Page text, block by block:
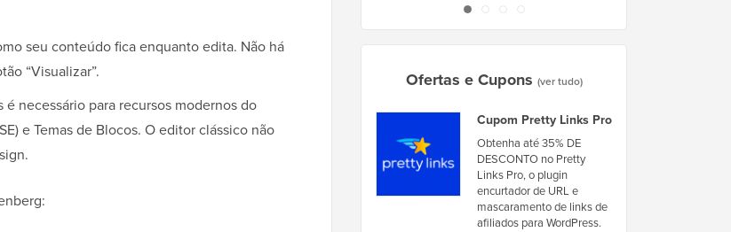
seu conteúdo fica enquanto edita. Não há
“Visualizar”.
é necessário para recursos modernos do
e Temas de Blocos. O editor clássico não
Ofertas e Cupons (ver tudo)
Cupom Pretty Links Pro
Obtenha até 35% DE
DESCONTO no Pretty
Links Pro, o plugin
encurtador de URL e
mascaramento de links de
afiliados para WordPress.